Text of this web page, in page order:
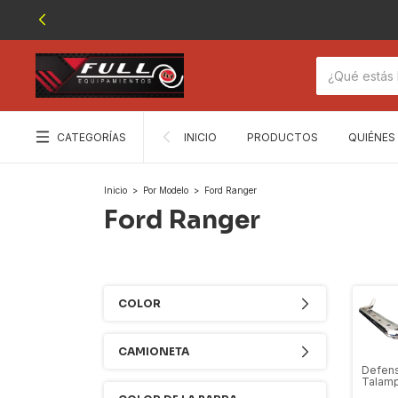
CATEGORÍAS INICIO PRODUCTOS
Inicio > Por Modelo > Ford Ranger
Ford Ranger
COLOR
CAMIONETA